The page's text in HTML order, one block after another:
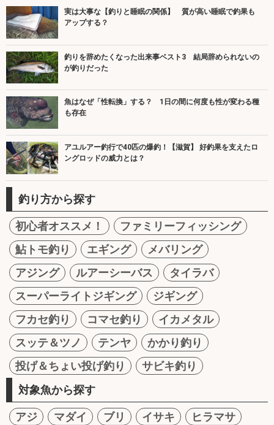
実は大事な【釣りと睡眠の関係】 質が高い睡眠で釣果も
アップする？
釣りを辞めたくなった出来事ベスト3 結局辞められないの
が釣りだった
魚はなぜ「性転換」する？ 1日の間に何度も性が変わる種
も存在
アユルアー釣行で40匹の爆釣！【滋賀】 好釣果を支えたロ
ングロッドの威力とは？
釣り方から探す
初心者オススメ！
ファミリーフィッシング
鮎トモ釣り
エギング
メバリング
アジング
ルアーシーバス
タイラバ
スーパーライトジギング
ジギング
フカセ釣り
コマセ釣り
イカメタル
スッテ＆ツノ
テンヤ
かかり釣り
投げ＆ちょい投げ釣り
サビキ釣り
対象魚から探す
アジ マダイ ブリ イサキ
ヒラマサ